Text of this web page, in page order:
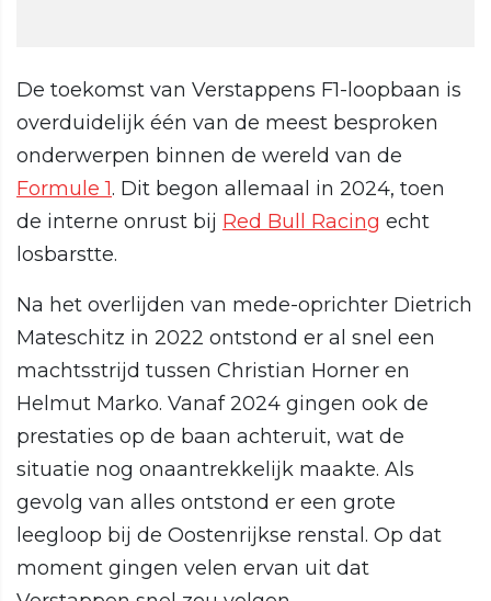
De toekomst van Verstappens F1-loopbaan is
overduidelijk één van de meest besproken
onderwerpen binnen de wereld van de
Formule 1. Dit begon allemaal in 2024, toen
de interne onrust bij Red Bull Racing echt
losbarstte.
Na het overlijden van mede-oprichter Dietrich
Mateschitz in 2022 ontstond er al snel een
machtsstrijd tussen Christian Horner en
Helmut Marko. Vanaf 2024 gingen ook de
prestaties op de baan achteruit, wat de
situatie nog onaantrekkelijk maakte. Als
gevolg van alles ontstond er een grote
leegloop bij de Oostenrijkse renstal. Op dat
moment gingen velen ervan uit dat